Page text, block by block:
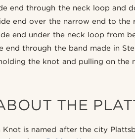
end through the neck loop and
end over the narrow end to
end under the neck loop from
end through the band made in
the knot and pulling on the
THE
Knot is named after the city